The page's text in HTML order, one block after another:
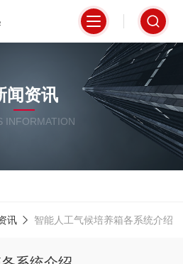
闻资讯
INFORMATION
讯 智能人工气候培养箱各系统介绍